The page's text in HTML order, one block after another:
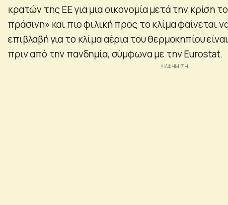
κρατών της ΕΕ για μια οικονομία μετά την κρίση
πράσινη» και πιο φιλική προς το κλίμα φαίνεται
επιβλαβή για το κλίμα αέρια του θερμοκηπίου
πριν από την πανδημία, σύμφωνα με την Eurostat.